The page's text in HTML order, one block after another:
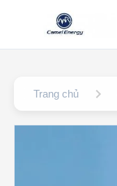
Trang chủ